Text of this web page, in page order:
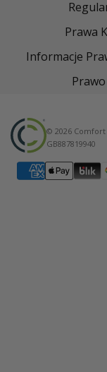
Prawa
Informacje
© 2026
GB887819940